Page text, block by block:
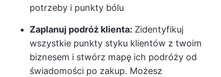
potrzeby i punkty bólu
Zaplanuj podróż klienta: Zidentyfikuj
wszystkie punkty styku klientów z twoim
biznesem i stwórz mapę ich podróży od
świadomości po zakup. Możesz